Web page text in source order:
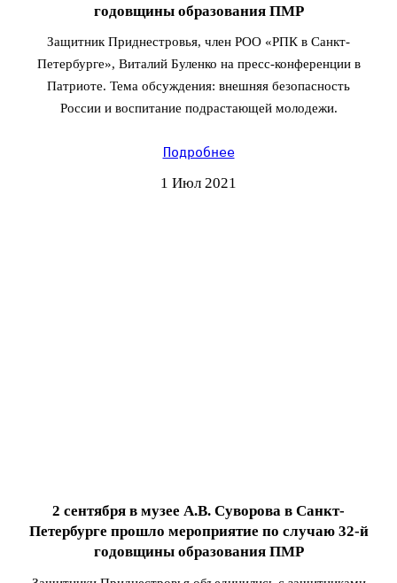
годовщины образования ПМР
Защитник Приднестровья, член РОО «РПК в Санкт-
Петербурге», Виталий Буленко на пресс-конференции в
Патриоте. Тема обсуждения: внешняя безопасность
России и воспитание подрастающей молодежи.
Подробнее
1 Июл 2021
2 сентября в музее А.В. Суворова в Санкт-
Петербурге прошло мероприятие по случаю 32-й
годовщины образования ПМР